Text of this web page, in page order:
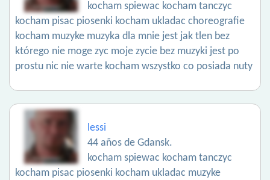
kocham spiewac kocham tanczyc
kocham pisac piosenki kocham ukladac choreografie
kocham muzyke muzyka dla mnie jest jak tlen bez
którego nie moge zyc moje zycie bez muzyki jest po
prostu nic nie warte kocham wszystko co posiada nuty
lessi
44 años de Gdansk.
kocham spiewac kocham tanczyc
kocham pisac piosenki kocham ukladac muzyke